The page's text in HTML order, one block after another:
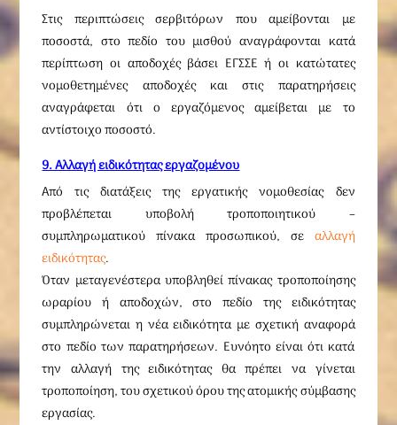
Στις περιπτώσεις σερβιτόρων που αμείβονται με
ποσοστά, στο πεδίο του μισθού αναγράφονται κατά
περίπτωση οι αποδοχές βάσει ΕΓΣΣΕ ή οι κατώτατες
νομοθετημένες αποδοχές και στις παρατηρήσεις
αναγράφεται ότι ο εργαζόμενος αμείβεται με το
αντίστοιχο ποσοστό.
9. Αλλαγή ειδικότητας εργαζομένου
Από τις διατάξεις της εργατικής νομοθεσίας δεν
προβλέπεται υποβολή τροποποιητικού –
συμπληρωματικού πίνακα προσωπικού, σε αλλαγή
ειδικότητας.
Όταν μεταγενέστερα υποβληθεί πίνακας τροποποίησης
ωραρίου ή αποδοχών, στο πεδίο της ειδικότητας
συμπληρώνεται η νέα ειδικότητα με σχετική αναφορά
στο πεδίο των παρατηρήσεων. Ευνόητο είναι ότι κατά
την αλλαγή της ειδικότητας θα πρέπει να γίνεται
τροποποίηση, του σχετικού όρου της ατομικής σύμβασης
εργασίας.